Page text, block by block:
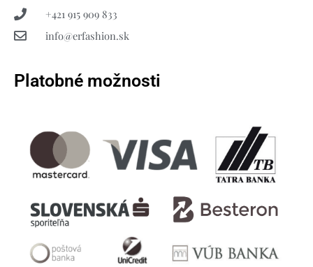
+421 915 909 833
info@erfashion.sk
Platobné možnosti